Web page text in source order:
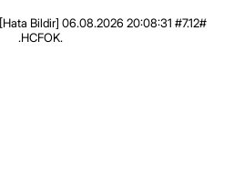
[Hata Bildir] 06.08.2026 20:08:31 #7.12#
.HCFOK.